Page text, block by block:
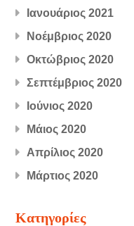
Ιανουάριος 2021
Νοέμβριος 2020
Οκτώβριος 2020
Σεπτέμβριος 2020
Ιούνιος 2020
Μάιος 2020
Απρίλιος 2020
Μάρτιος 2020
Kατηγορίες